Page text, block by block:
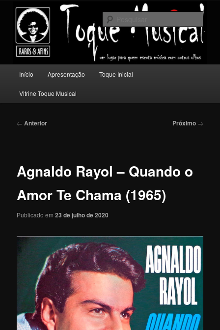
conteúdo
principalToque Musical
Um lugar para quem escuta música com outros olhos.
principal
Início Apresentação Toque Inicial
Vitrine Toque Musical
Navegação
← Anterior Próximo →
Agnaldo Rayol – Quando o
Amor Te Chama (1965)
Publicado em23 de julho de 2020